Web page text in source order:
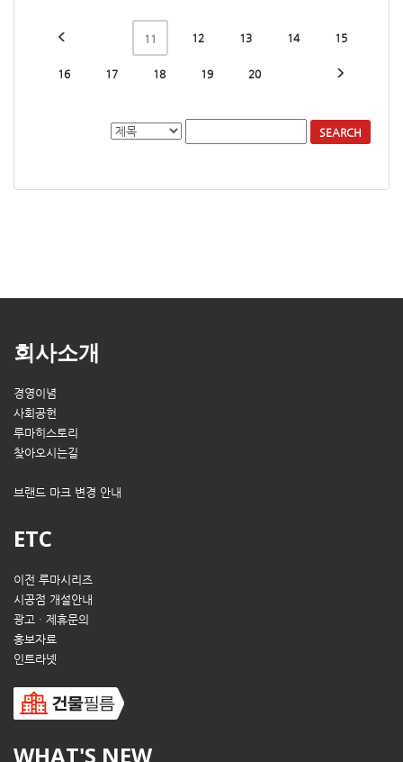
11 12 13 14 15
16 17 18 19 20
SEARCH
회사소개
경영이념
사회공헌
루마히스토리
찾아오시는길
브랜드 마크 변경 안내
ETC
이전 루마시리즈
시공점 개설안내
광고 · 제휴문의
홍보자료
인트라넷
WHAT'S NEW